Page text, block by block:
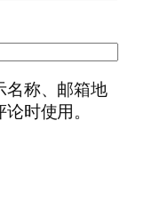
名称、邮箱地
时使用。